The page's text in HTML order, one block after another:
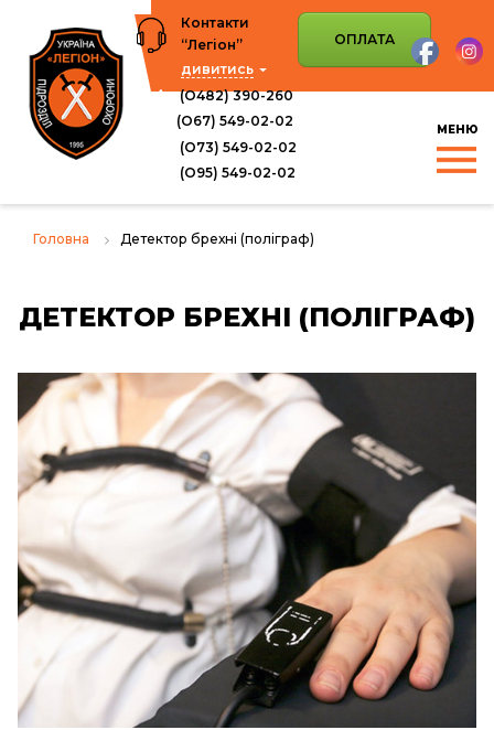
вмісту
(О482) 390-260
(О67) 549-02-02
(О73) 549-02-02
(O95) 549-02-02
Контакти
“Легіон”
дивитись
ОПЛАТА
Головна Детектор брехні (поліграф)
ДЕТЕКТОР БРЕХНІ (ПОЛІГРАФ)